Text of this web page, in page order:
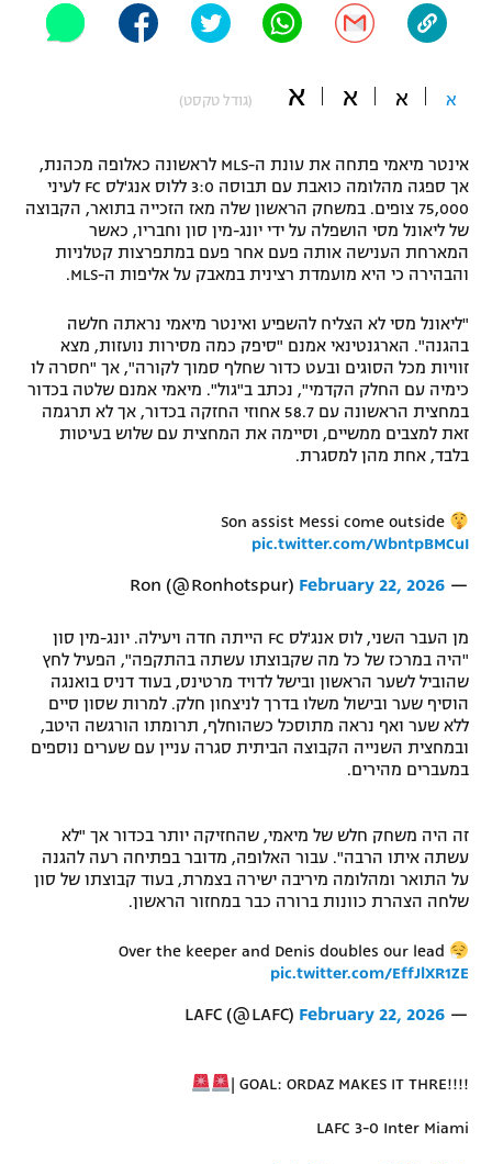
"מחצית בשכונה" – פודקאסט
משתתפים וזוכים בפרסים
תקנון משתתפים וזוכים בפרסים
תקנון עבור פעילות אלקטרה
תקנון עבור פעילות ספורט 1 – "מרלן"
טניס
גיימינג E-Sports
תנאי שימוש
מדיניות פרטיות
תקנון פעילות ספורט 1
רשיון להקרנה פומבית לבית עסק
הצטרפות לחבילת הערוצים
תגיות
המגזין
אופניים
ספורט מוטורי
פוטבול אמריקאי NFL
בייסבול MLB
אומנויות לחימה
גיימינג E-Sports
א א א א (גודל טקסט)
אינטר מיאמי פתחה את עונת ה-MLS לראשונה כאלופה מכהנת,
אך ספגה מהלומה כואבת עם תבוסה 3:0 ללוס אנג'לס FC לעיני
75,000 צופים. במשחק הראשון שלה מאז הזכייה בתואר, הקבוצה
של ליאונל מסי הושפלה על ידי יונג-מין סון וחבריו, כאשר
המארחת הענישה אותה פעם אחר פעם במתפרצות קטלניות
והבהירה כי היא מועמדת רצינית במאבק על אליפות ה-MLS.
"ליאונל מסי לא הצליח להשפיע ואינטר מיאמי נראתה חלשה
בהגנה". הארגנטינאי אמנם "סיפק כמה מסירות נועזות, מצא
זוויות מכל הסוגים ובעט כדור שחלף סמוך לקורה", אך "חסרה לו
כימיה עם החלק הקדמי", נכתב ב"גול". מיאמי אמנם שלטה בכדור
במחצית הראשונה עם 58.7 אחוזי החזקה בכדור, אך לא תרגמה
זאת למצבים ממשיים, וסיימה את המחצית עם שלוש בעיטות
בלבד, אחת מהן למסגרת.
Son assist Messi come outside
pic.twitter.com/WbntpBMCuI
— Ron (@Ronhotspur)
February 22, 2026
מן העבר השני, לוס אנג'לס FC הייתה חדה ויעילה. יונג-מין סון
"היה במרכז של כל מה שקבוצתו עשתה בהתקפה", הפעיל לחץ
שהוביל לשער הראשון ובישל לדויד מרטינס, בעוד דניס בואנגה
הוסיף שער ובישול משלו בדרך לניצחון חלק. למרות שסון סיים
ללא שער ואף נראה מתוסכל כשהוחלף, תרומתו הורגשה היטב,
ובמחצית השנייה הקבוצה הביתית סגרה עניין עם שערים נוספים
במעברים מהירים.
זה היה משחק חלש של מיאמי, שהחזיקה יותר בכדור אך "לא
עשתה איתו הרבה". עבור האלופה, מדובר בפתיחה רעה להגנה
על התואר ומהלומה מיריבה ישירה בצמרת, בעוד קבוצתו של סון
שלחה הצהרת כוונות ברורה כבר במחזור הראשון.
Over the keeper and Denis doubles our lead
pic.twitter.com/EffJlXR1ZE
— LAFC (@LAFC)
February 22, 2026
| GOAL: ORDAZ MAKES IT THRE!!!!
LAFC 3-0 Inter Miami